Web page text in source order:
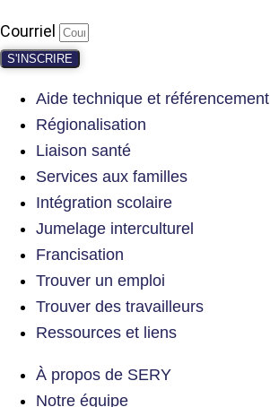
Courriel
S'INSCRIRE
Aide technique et référencement
Régionalisation
Liaison santé
Services aux familles
Intégration scolaire
Jumelage interculturel
Francisation
Trouver un emploi
Trouver des travailleurs
Ressources et liens
À propos de SERY
Notre équipe